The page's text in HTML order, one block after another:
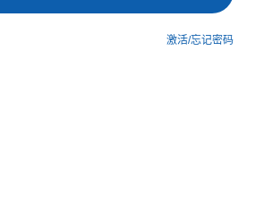
激活/忘记密码